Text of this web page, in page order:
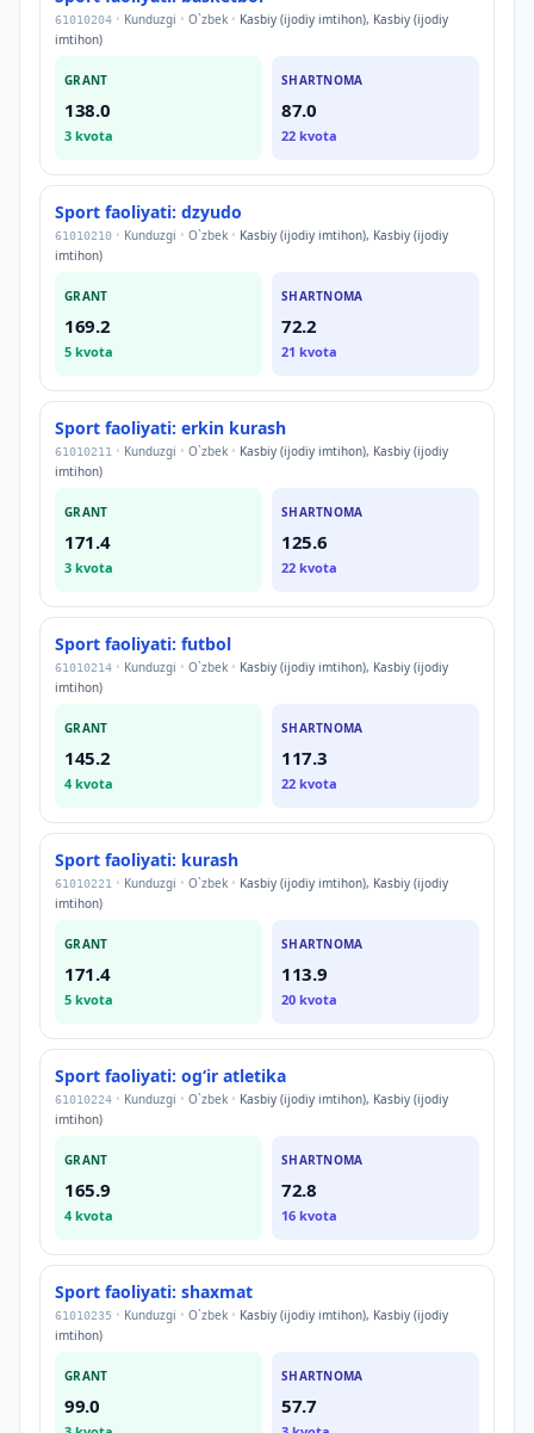
61010204 • Kunduzgi • O`zbek • Kasbiy (ijodiy imtihon), Kasbiy (ijodiy
imtihon)
GRANT
138.0
3 kvota
SHARTNOMA
87.0
22 kvota
Sport faoliyati: dzyudo
61010210 • Kunduzgi • O`zbek • Kasbiy (ijodiy imtihon), Kasbiy (ijodiy
imtihon)
GRANT
169.2
5 kvota
SHARTNOMA
72.2
21 kvota
Sport faoliyati: erkin kurash
61010211 • Kunduzgi • O`zbek • Kasbiy (ijodiy imtihon), Kasbiy (ijodiy
imtihon)
GRANT
171.4
3 kvota
SHARTNOMA
125.6
22 kvota
Sport faoliyati: futbol
61010214 • Kunduzgi • O`zbek • Kasbiy (ijodiy imtihon), Kasbiy (ijodiy
imtihon)
GRANT
145.2
4kvota
SHARTNOMA
117.3
22 kvota
Sport faoliyati: kurash
61010221 • Kunduzgi • O`zbek • Kasbiy (ijodiy imtihon), Kasbiy (ijodiy
imtihon)
GRANT
171.4
5 kvota
SHARTNOMA
113.9
20 kvota
Sport faoliyati: ogʻir atletika
61010224 • Kunduzgi • O`zbek • Kasbiy (ijodiy imtihon), Kasbiy (ijodiy
imtihon)
GRANT
165.9
4kvota
SHARTNOMA
72.8
16 kvota
Sport faoliyati: shaxmat
61010235 • Kunduzgi • O`zbek • Kasbiy (ijodiy imtihon), Kasbiy (ijodiy
imtihon)
GRANT
99.0
SHARTNOMA
57.7